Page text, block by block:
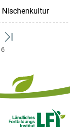
Nischenkultur
zum